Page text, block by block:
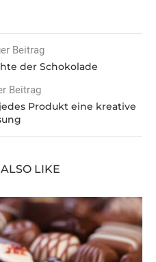
Beitrag
der Schokolade
Beitrag
Produkt eine kreative
LIKE